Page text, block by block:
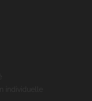
individuelle